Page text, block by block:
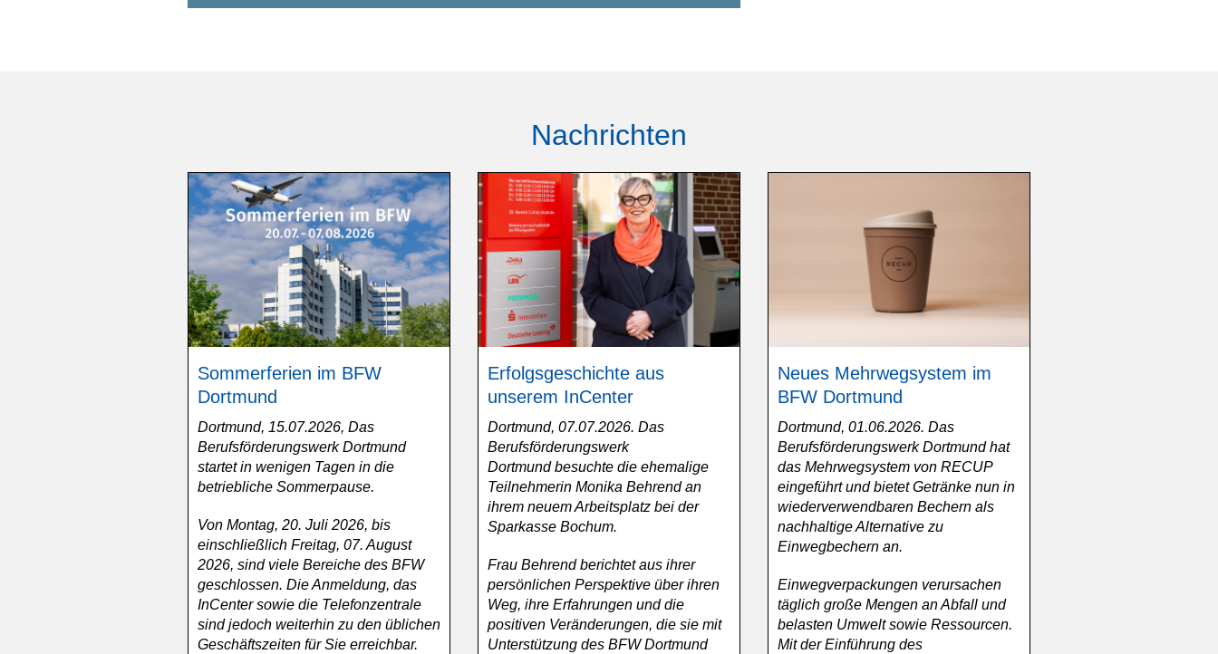
Nachrichten
Sommerferien im BFW
Dortmund
Dortmund, 15.07.2026, Das
Berufsförderungswerk Dortmund
startet in wenigen Tagen in die
betriebliche Sommerpause.
Von Montag, 20. Juli 2026, bis
einschließlich Freitag, 07. August
2026, sind viele Bereiche des BFW
geschlossen. Die Anmeldung, das
InCenter sowie die Telefonzentrale
sind jedoch weiterhin zu den üblichen
Geschäftszeiten für Sie erreichbar.
Erfolgsgeschichte aus
unserem InCenter
Dortmund, 07.07.2026. Das
Berufsförderungswerk
Dortmund besuchte die ehemalige
Teilnehmerin Monika Behrend an
ihrem neuem Arbeitsplatz bei der
Sparkasse Bochum.
Frau Behrend berichtet aus ihrer
persönlichen Perspektive über ihren
Weg, ihre Erfahrungen und die
positiven Veränderungen, die sie mit
Unterstützung des BFW Dortmund
Neues Mehrwegsystem im
BFW Dortmund
Dortmund, 01.06.2026. Das
Berufsförderungswerk Dortmund hat
das Mehrwegsystem von RECUP
eingeführt und bietet Getränke nun in
wiederverwendbaren Bechern als
nachhaltige Alternative zu
Einwegbechern an.
Einwegverpackungen verursachen
täglich große Mengen an Abfall und
belasten Umwelt sowie Ressourcen.
Mit der Einführung des